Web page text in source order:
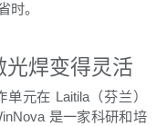
时。
光焊变得灵活
元在 Laitila（芬兰）
是一家科研和培